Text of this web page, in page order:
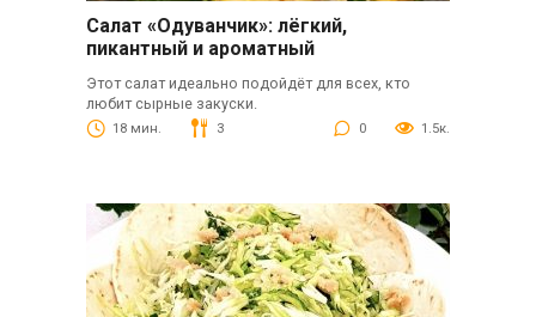
Салат «Одуванчик»: лёгкий,
пикантный и ароматный
Этот салат идеально подойдёт для всех, кто
любит сырные закуски.
18 мин. 3 0 1.5к.